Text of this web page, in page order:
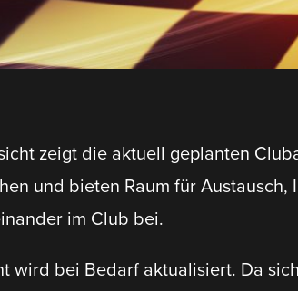
zeigt die aktuell geplanten
und bieten Raum für
im Club bei.
wird bei Bedarf aktua­li­siert. Da